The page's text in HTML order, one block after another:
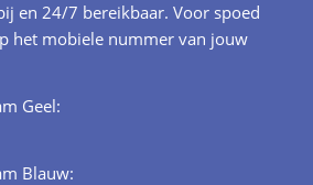
en 24/7 bereikbaar. Voor spoed
het mobiele nummer van jouw
Geel:
Blauw: